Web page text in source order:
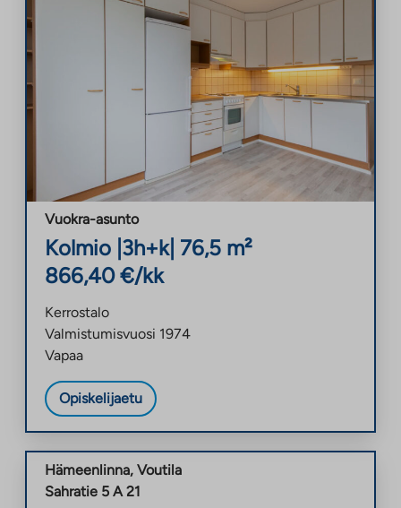
Vuokra-asunto
Kolmio 3h+k| 76,5 m²
866,40 €/kk
Kerrostalo
Valmistumisvuosi 1974
Vapaa
Opiskelijaetu
Hämeenlinna, Voutila
Sahratie 5 A 21